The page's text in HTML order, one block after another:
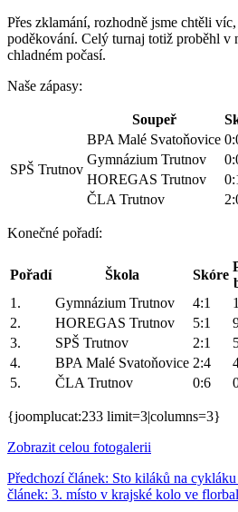
Přes zklamání, rozhodně jsme chtěli
poděkování. Celý turnaj totiž proběhl v
chladném počasí.
Naše zápasy:
Soupeř
SPŠ Trutnov
BPA Malé Svatoňovice
Gymnázium Trutnov
HOREGAS Trutnov
ČLA Trutnov
Konečné pořadí:
Pořadí Škola Skóre
1.
Gymnázium Trutnov 4:1
2.
HOREGAS Trutnov 5:1
3.
SPŠ Trutnov 2:1
4.
BPA Malé Svatoňovice 2:4
5.
ČLA Trutnov 0:6
{joomplucat:233 limit=3|columns=3}
Zobrazit celou fotogalerii
Předchozí článek: Sto kiláků na
článek: 3. místo v krajské kolo ve